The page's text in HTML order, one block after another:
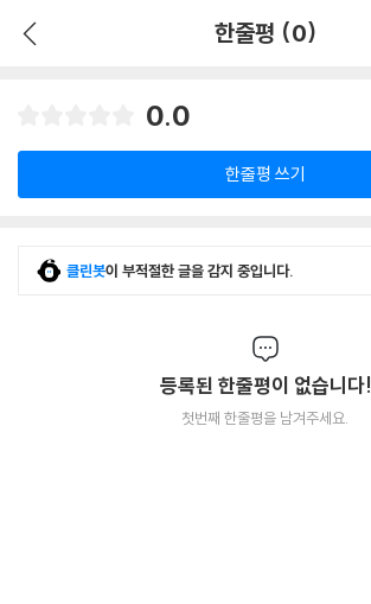
한줄평 (0)
0.0
한줄평 쓰기
클린봇이 부적절한 글을 감지 중입니다.
등록된 한줄평이 없습니다!
첫번째 한줄평을 남겨주세요.